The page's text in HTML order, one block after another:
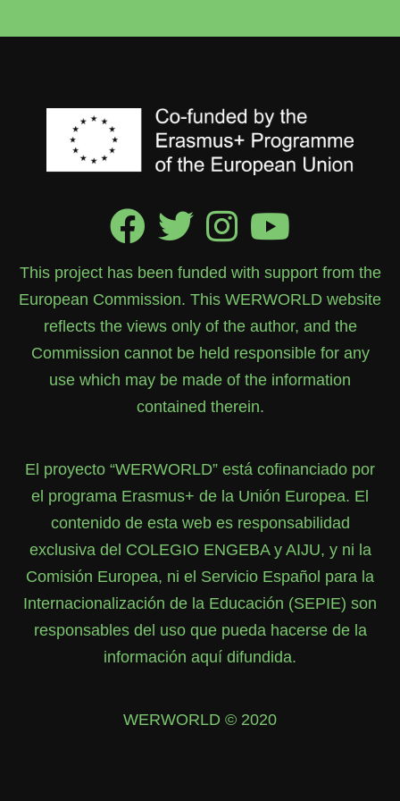
This project has been funded with support from the
European Commission. This WERWORLD website
reflects the views only of the author, and the
Commission cannot be held responsible for any
use which may be made of the information
contained therein.
El proyecto “WERWORLD” está cofinanciado por
el programa Erasmus+ de la Unión Europea. El
contenido de esta web es responsabilidad
exclusiva del COLEGIO ENGEBA y AIJU, y ni la
Comisión Europea, ni el Servicio Español para la
Internacionalización de la Educación (SEPIE) son
responsables del uso que pueda hacerse de la
información aquí difundida.
WERWORLD © 2020